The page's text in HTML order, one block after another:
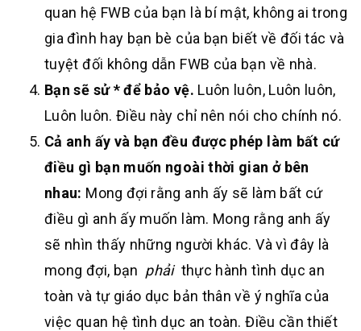
quan hệ FWB của bạn là bí mật, không ai trong
gia đình hay bạn bè của bạn biết về đối tác và
tuyệt đối không dẫn FWB của bạn về nhà.
Bạn sẽ sử * để bảo vệ. Luôn luôn, Luôn luôn,
Luôn luôn. Điều này chỉ nên nói cho chính nó.
Cả anh ấy và bạn đều được phép làm bất cứ
điều gì bạn muốn ngoài thời gian ở bên
nhau: Mong đợi rằng anh ấy sẽ làm bất cứ
điều gì anh ấy muốn làm. Mong rằng anh ấy
sẽ nhìn thấy những người khác. Và vì đây là
mong đợi, bạn phải thực hành tình dục an
toàn và tự giáo dục bản thân về ý nghĩa của
việc quan hệ tình dục an toàn. Điều cần thiết